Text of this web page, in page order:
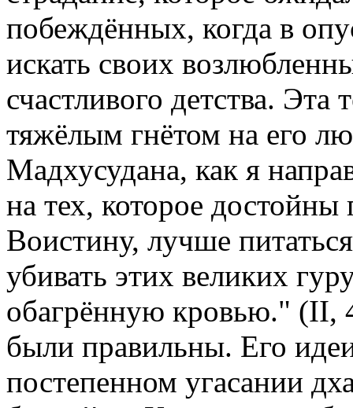
побеждённых, когда в
искать своих
счастливого детства. Эта
тяжёлым гнётом на его
Мадхусудана, как я
на тех, которое достойны
Воистину, лучше
убивать этих великих
обагрённую кровью." (II,
были правильны. Его
постепенном угасании